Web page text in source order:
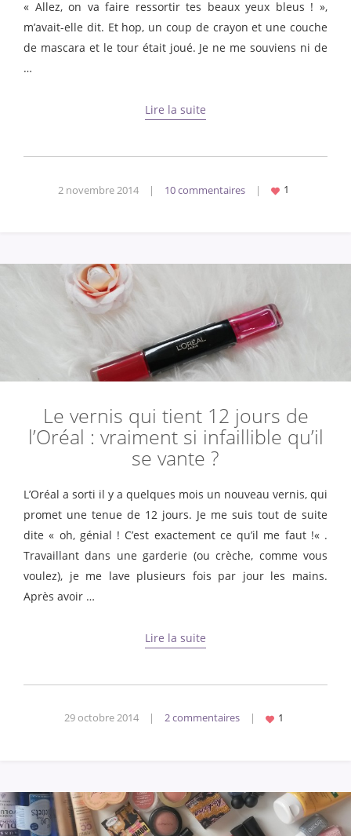
« Allez, on va faire ressortir tes beaux yeux bleus ! »,
m’avait-elle dit. Et hop, un coup de crayon et une couche
de mascara et le tour était joué. Je ne me souviens ni de
…
Lire la suite
2 novembre 2014 | 10 commentaires |
Le vernis qui tient 12 jours de
l’Oréal : vraiment si infaillible qu’il
se vante ?
L’Oréal a sorti il y a quelques mois un nouveau vernis, qui
promet une tenue de 12 jours. Je me suis tout de suite
dite « oh, génial ! C’est exactement ce qu’il me faut !« .
Travaillant dans une garderie (ou crèche, comme vous
voulez), je me lave plusieurs fois par jour les mains.
Après avoir …
Lire la suite
29 octobre 2014 | 2 commentaires |